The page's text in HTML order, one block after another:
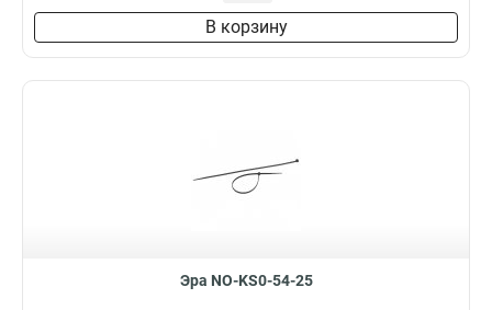
В корзину
Эра NO-KS0-54-25